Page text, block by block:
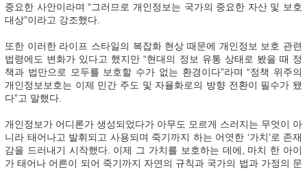
중요한 사안이라며 “그러므로 개인정보는 국가의 중요한 자산 및 보호
대상”이라고 강조했다.
또한 이러한 라이프 스타일의 복잡화 현상 때문에 개인정보 보호 관련
법령에도 변화가 있다고 했지만 “현대의 정보 유통 상태로 봤을 때 정
책과 법만으로 모두를 보호할 수가 없는 환경이다”라며 “정책 위주의
개인정보보호는 이제 민간 주도 및 자율화로의 방향 전환이 필수가 됐
다”고 말했다.
개인정보가 어디론가 생성되었다가 아무도 모르게 스러지는 무엇이 아
니라 태어나고 발휘되고 사용되며 죽기까지 하는 어엿한 ‘가치’로 존재
감을 드러내기 시작했다. 이제 그 가치를 보호하는 데에, 마치 한 아이
가 태어나 어른이 되어 죽기까지 자연의 규칙과 국가의 법과 가정의 문